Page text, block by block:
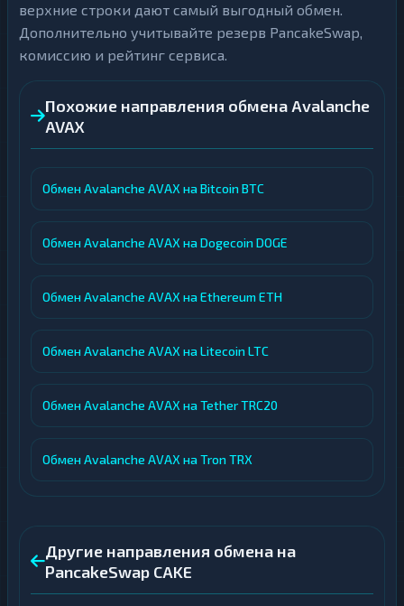
верхние строки дают самый выгодный обмен.
Дополнительно учитывайте резерв PancakeSwap,
комиссию и рейтинг сервиса.
Похожие направления обмена Avalanche
AVAX
Обмен Avalanche AVAX на Bitcoin BTC
Обмен Avalanche AVAX на Dogecoin DOGE
Обмен Avalanche AVAX на Ethereum ETH
Обмен Avalanche AVAX на Litecoin LTC
Обмен Avalanche AVAX на Tether TRC20
Обмен Avalanche AVAX на Tron TRX
Другие направления обмена на
PancakeSwap CAKE